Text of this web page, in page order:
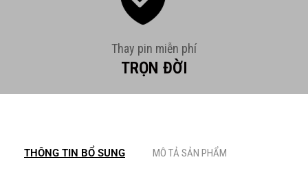
Thay pin miễn phí
TRỌN ĐỜI
THÔNG TIN BỔ SUNG MÔ TẢ SẢN PHẨM